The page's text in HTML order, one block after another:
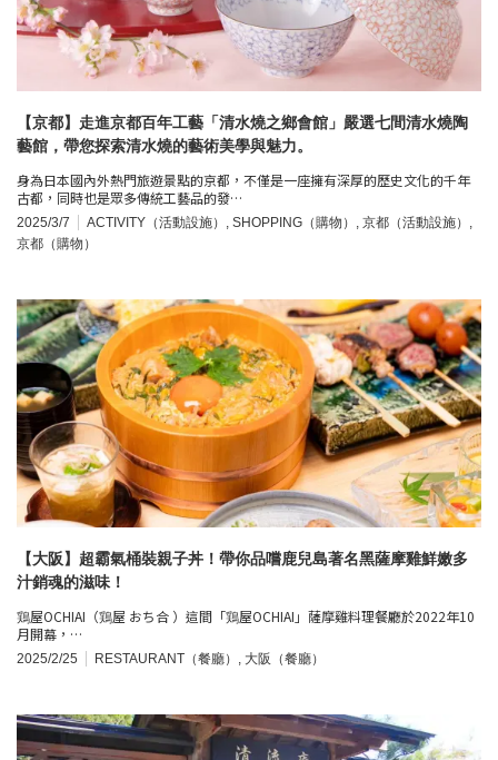
【京都】走進京都百年工藝「清水燒之鄉會館」嚴選七間清水燒陶
藝館，帶您探索清水燒的藝術美學與魅力。
身為日本國內外熱門旅遊景點的京都，不僅是一座擁有深厚的歷史文化的千年
古都，同時也是眾多傳統工藝品的發…
2025/3/7 ACTIVITY（活動設施） SHOPPING（購物） 京都（活動設施）
京都（購物）
【大阪】超霸氣桶裝親子丼！帶你品嚐鹿兒島著名黑薩摩雞鮮嫩多
汁銷魂的滋味！
鶏屋OCHIAI（鶏屋 おち合 ）這間「鶏屋OCHIAI」薩摩雞料理餐廳於2022年10
月開幕，…
2025/2/25 RESTAURANT（餐廳） 大阪（餐廳）